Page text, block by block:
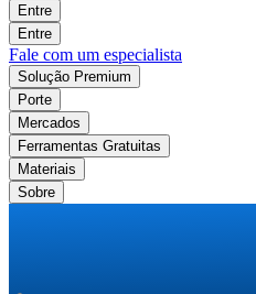
Entre
Entre
Fale com um especialista
Solução Premium
Porte
Mercados
Ferramentas Gratuitas
Materiais
Sobre